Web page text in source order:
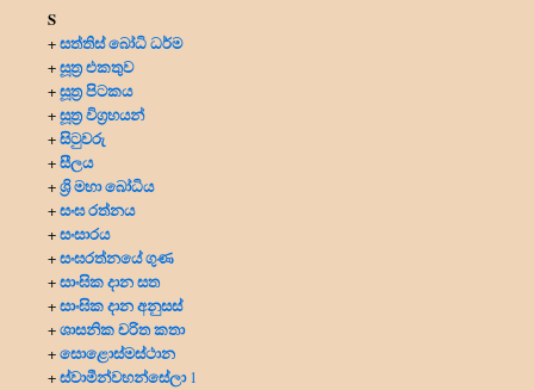
S
+සත්තිස් බෝධි ධර්ම
+සූත්‍ර එකතුව
+සූත්‍ර පිටකය
+සූත්‍ර විග්‍රහයන්
+සිටුවරු
+සීලය
+ශ්‍රි මහා බෝධිය
+සංඝ රත්නය
+සංසාරය
+සංඝරත්නයේ ගුණ
+සාංඝික දාන සත
+සාංඝික දාන අනුසස්
+ශාසනික චරිත කතා
+සොළොස්මස්ථාන
+ස්වාමීන්වහන්සේලා1